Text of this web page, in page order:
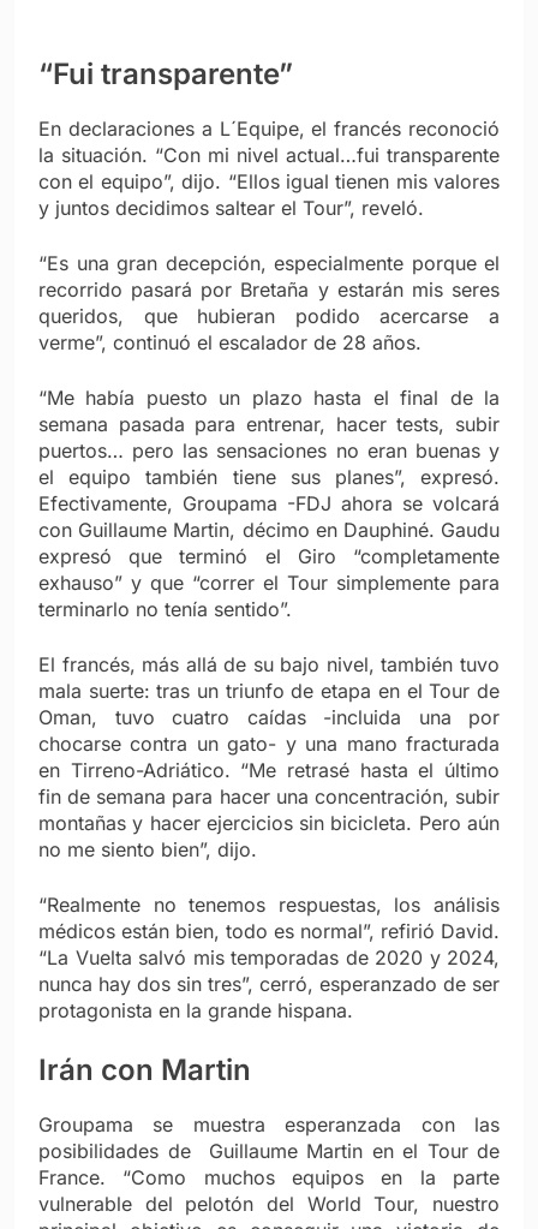
“Fui transparente”
En declaraciones a L´Equipe, el francés reconoció
la situación. “Con mi nivel actual…fui transparente
con el equipo”, dijo. “Ellos igual tienen mis valores
y juntos decidimos saltear el Tour”, reveló.
“Es una gran decepción, especialmente porque el
recorrido pasará por Bretaña y estarán mis seres
queridos, que hubieran podido acercarse a
verme”, continuó el escalador de 28 años.
“Me había puesto un plazo hasta el final de la
semana pasada para entrenar, hacer tests, subir
puertos… pero las sensaciones no eran buenas y
el equipo también tiene sus planes”, expresó.
Efectivamente, Groupama -FDJ ahora se volcará
con Guillaume Martin, décimo en Dauphiné. Gaudu
expresó que terminó el Giro “completamente
exhauso” y que “correr el Tour simplemente para
terminarlo no tenía sentido”.
El francés, más allá de su bajo nivel, también tuvo
mala suerte: tras un triunfo de etapa en el Tour de
Oman, tuvo cuatro caídas -incluida una por
chocarse contra un gato- y una mano fracturada
en Tirreno-Adriático. “Me retrasé hasta el último
fin de semana para hacer una concentración, subir
montañas y hacer ejercicios sin bicicleta. Pero aún
no me siento bien”, dijo.
“Realmente no tenemos respuestas, los análisis
médicos están bien, todo es normal”, refirió David.
“La Vuelta salvó mis temporadas de 2020 y 2024,
nunca hay dos sin tres”, cerró, esperanzado de ser
protagonista en la grande hispana.
Irán con Martin
Groupama se muestra esperanzada con las
posibilidades de Guillaume Martin en el Tour de
France. “Como muchos equipos en la parte
vulnerable del pelotón del World Tour, nuestro